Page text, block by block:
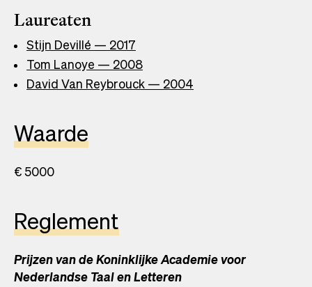
Laureaten
Stijn Devillé — 2017
Tom Lanoye — 2008
David Van Reybrouck — 2004
Waarde
€ 5000
Reglement
Prijzen van de Koninklijke Academie voor
Nederlandse Taal en Letteren